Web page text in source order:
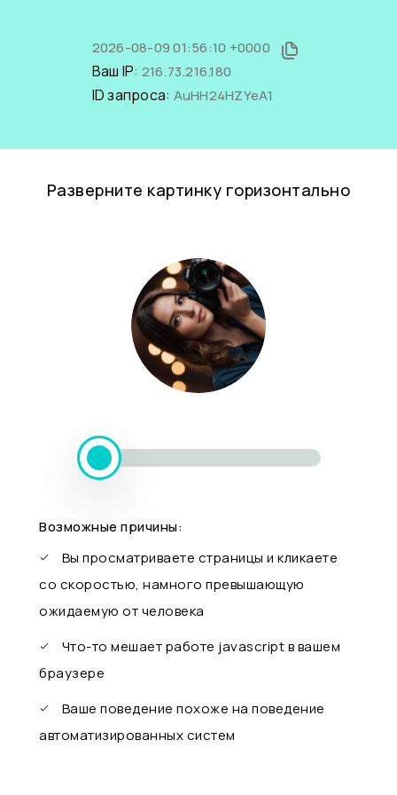
2026-08-09 01:56:10 +0000
Ваш IP: 216.73.216.180
ID запроса: AuHH24HZYeA1
Разверните картинку горизонтально
Возможные причины:
Вы просматриваете страницы и кликаете
со скоростью, намного превышающую
ожидаемую от человека
Что-то мешает работе javascript в вашем
браузере
Ваше поведение похоже на поведение
автоматизированных систем